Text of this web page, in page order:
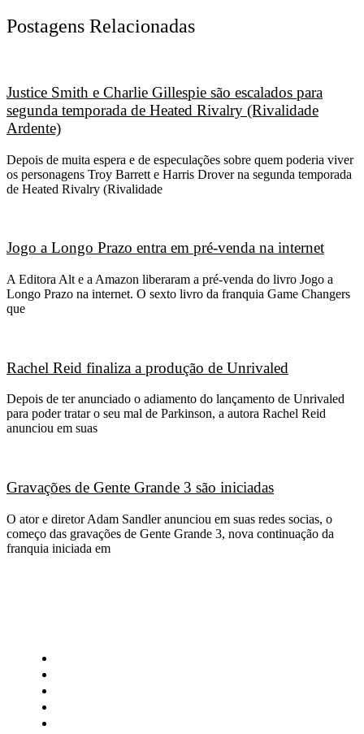
Postagens Relacionadas
Justice Smith e Charlie Gillespie são escalados para
segunda temporada de Heated Rivalry (Rivalidade
Ardente)
Depois de muita espera e de especulações sobre quem poderia viver
os personagens Troy Barrett e Harris Drover na segunda temporada
de Heated Rivalry (Rivalidade
Jogo a Longo Prazo entra em pré-venda na internet
A Editora Alt e a Amazon liberaram a pré-venda do livro Jogo a
Longo Prazo na internet. O sexto livro da franquia Game Changers
que
Rachel Reid finaliza a produção de Unrivaled
Depois de ter anunciado o adiamento do lançamento de Unrivaled
para poder tratar o seu mal de Parkinson, a autora Rachel Reid
anunciou em suas
Gravações de Gente Grande 3 são iniciadas
O ator e diretor Adam Sandler anunciou em suas redes socias, o
começo das gravações de Gente Grande 3, nova continuação da
franquia iniciada em